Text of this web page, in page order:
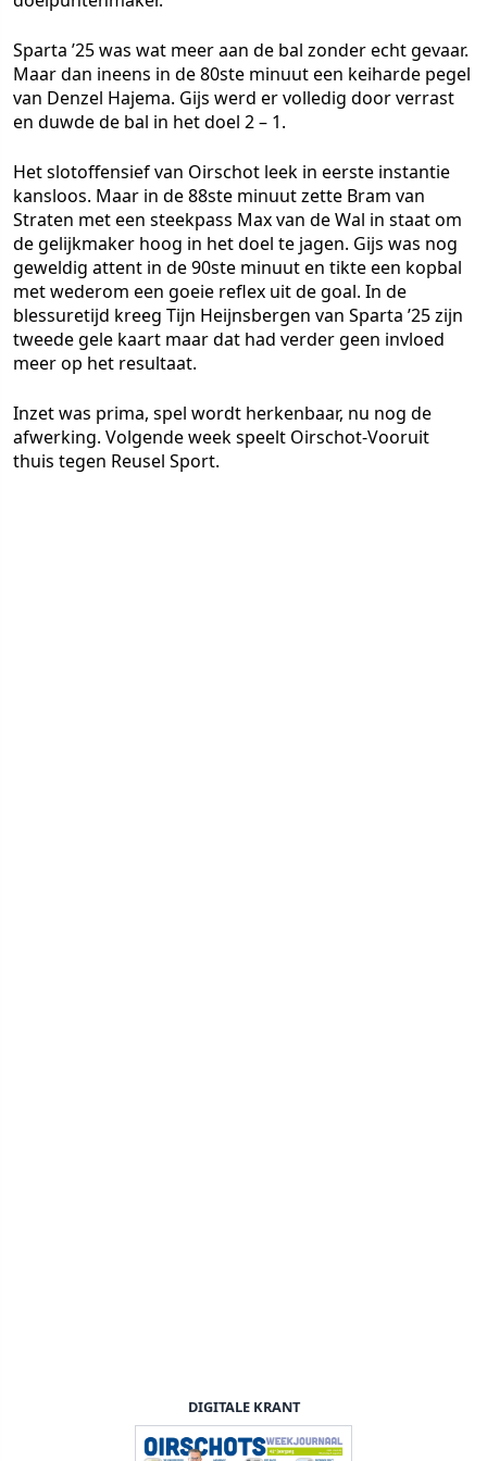
Sparta ’25 was wat meer aan de bal zonder echt gevaar.
Maar dan ineens in de 80ste minuut een keiharde pegel
van Denzel Hajema. Gijs werd er volledig door verrast
en duwde de bal in het doel 2 – 1.
Het slotoffensief van Oirschot leek in eerste instantie
kansloos. Maar in de 88ste minuut zette Bram van
Straten met een steekpass Max van de Wal in staat om
de gelijkmaker hoog in het doel te jagen. Gijs was nog
geweldig attent in de 90ste minuut en tikte een kopbal
met wederom een goeie reflex uit de goal. In de
blessuretijd kreeg Tijn Heijnsbergen van Sparta ’25 zijn
tweede gele kaart maar dat had verder geen invloed
meer op het resultaat.
Inzet was prima, spel wordt herkenbaar, nu nog de
afwerking. Volgende week speelt Oirschot-Vooruit
thuis tegen Reusel Sport.
DIGITALE KRANT